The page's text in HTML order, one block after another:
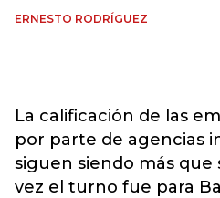
ERNESTO RODRÍGUEZ
La calificación de las
por parte de agencias
siguen siendo más que
vez el turno fue para